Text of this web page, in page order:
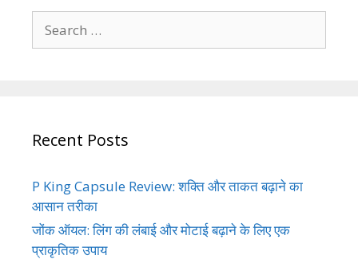
for:
Recent Posts
P King Capsule Review: शक्ति और ताकत बढ़ाने का
आसान तरीका
जोंक ऑयल: लिंग की लंबाई और मोटाई बढ़ाने के लिए एक
प्राकृतिक उपाय